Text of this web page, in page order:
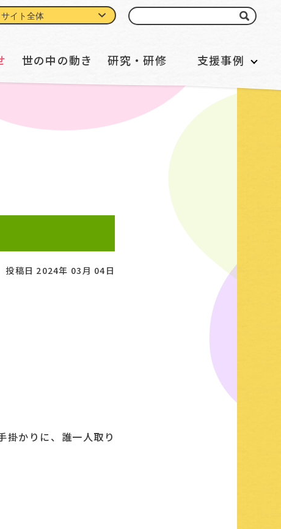
世の中の動き 研究・研修 支援事例
投稿日 2024年 03月 04日
掛かりに、誰一人取り